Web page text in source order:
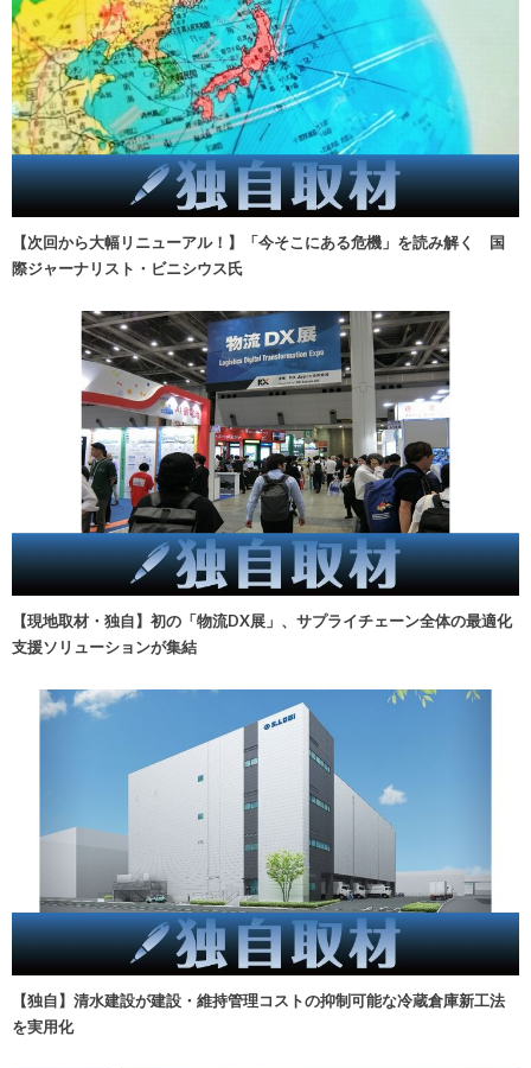
【次回から大幅リニューアル！】「今そこにある危機」を読み解く 国
際ジャーナリスト・ビニシウス氏
【現地取材・独自】初の「物流DX展」、サプライチェーン全体の最適化
支援ソリューションが集結
【独自】清水建設が建設・維持管理コストの抑制可能な冷蔵倉庫新工法
を実用化